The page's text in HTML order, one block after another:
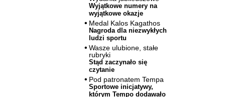
Wyjątkowe numery na
wyjątkowe okazje
Medal Kalos Kagathos
Nagroda dla niezwykłych
ludzi sportu
Wasze ulubione, stałe
rubryki
Stąd zaczynało się
czytanie
Pod patronatem Tempa
Sportowe inicjatywy,
którym Tempo dodawało